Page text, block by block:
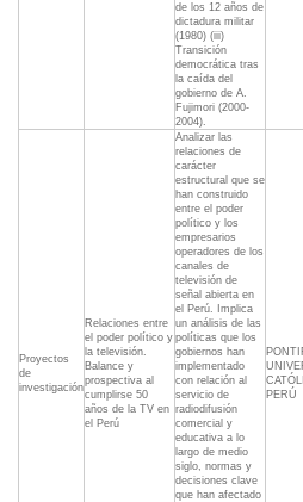
de los 12 años de
dictadura militar
(1980) (iii)
Transición
democrática tras
la caída del
gobierno de A.
Fujimori (2000-
2004).
Proyectos
de
investigación
Relaciones entre
el poder político y
la televisión.
Balance y
prospectiva al
cumplirse 50
años de la TV en
el Perú
Analizar las
relaciones de
carácter
estructural que se
han construido
entre el poder
político y los
empresarios
operadores de los
canales de
televisión de
señal abierta en
el Perú. Implica
un análisis de las
políticas que los
gobiernos han
implementado
con relación al
servicio de
radiodifusión
comercial y
educativa a lo
largo de medio
siglo, normas y
decisiones clave
que han afectado
PERÚ